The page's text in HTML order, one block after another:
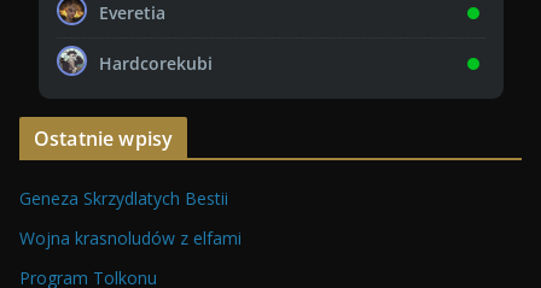
Everetia
Hardcorekubi
Ostatnie wpisy
Geneza Skrzydlatych Bestii
Wojna krasnoludów z elfami
Program Tolkonu